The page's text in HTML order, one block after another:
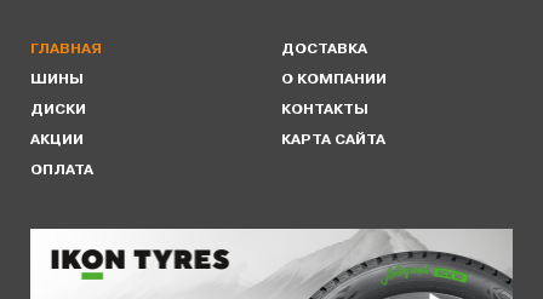
ГЛАВНАЯ
ШИНЫ
ДИСКИ
АКЦИИ
ОПЛАТА
ДОСТАВКА
О КОМПАНИИ
КОНТАКТЫ
КАРТА САЙТА